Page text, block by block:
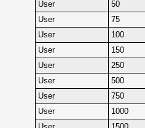
User
50
User
75
User
100
User
150
User
250
User
500
User
750
User
1000